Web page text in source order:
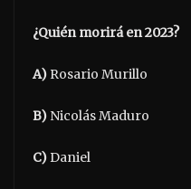
¿Quién morirá en 2023?
A) Rosario Murillo
B) Nicolás Maduro
C) Daniel